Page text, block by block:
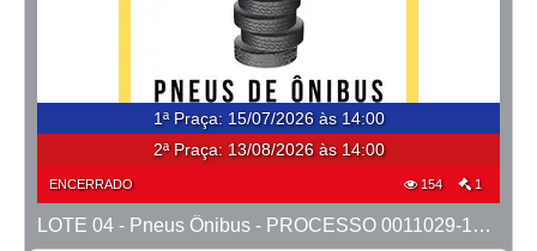
1ª Praça: 15/07/2026 às 14:00
2ª Praça: 13/08/2026 às 14:00
ENCERRADO 154 1
LOTE 04 - Pneus Ônibus - PROCESSO 0011029-14.2024-1ª CONTAGEM